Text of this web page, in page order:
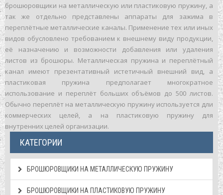
брошюровщики на металлическую или пластиковую пружину, а
так же отдельно представлены аппараты для зажима в
переплётные металлические каналы. Применение тех или иных
видов обусловлено требованием к внешнему виду продукции,
её назначению и возможности добавления или удаления
листов из брошюры. Металлическая пружина и переплётный
канал имеют презентативный истетичный внешний вид, а
пластиковая пружина предполагает многократное
использование и переплёт больших объёмов до 500 листов.
Обычно переплёт на металлическую пружину используется дли
коммерческих целей, а на пластиковую пружину для
внутренних целей организации.
КАТЕГОРИИ
БРОШЮРОВЩИКИ НА МЕТАЛЛИЧЕСКУЮ ПРУЖИНУ
БРОШЮРОВЩИКИ НА ПЛАСТИКОВУЮ ПРУЖИНУ